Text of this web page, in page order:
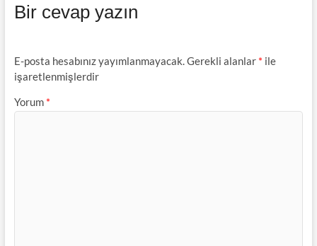
Bir cevap yazın
E-posta hesabınız yayımlanmayacak.Gerekli alanlar * ile
işaretlenmişlerdir
Yorum *